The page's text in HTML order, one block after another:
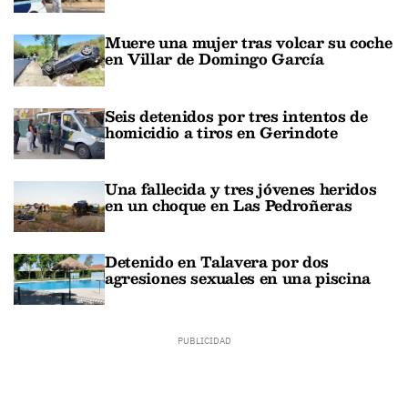
Muere una mujer tras volcar su coche
en Villar de Domingo García
Seis detenidos por tres intentos de
homicidio a tiros en Gerindote
Una fallecida y tres jóvenes heridos
en un choque en Las Pedroñeras
Detenido en Talavera por dos
agresiones sexuales en una piscina